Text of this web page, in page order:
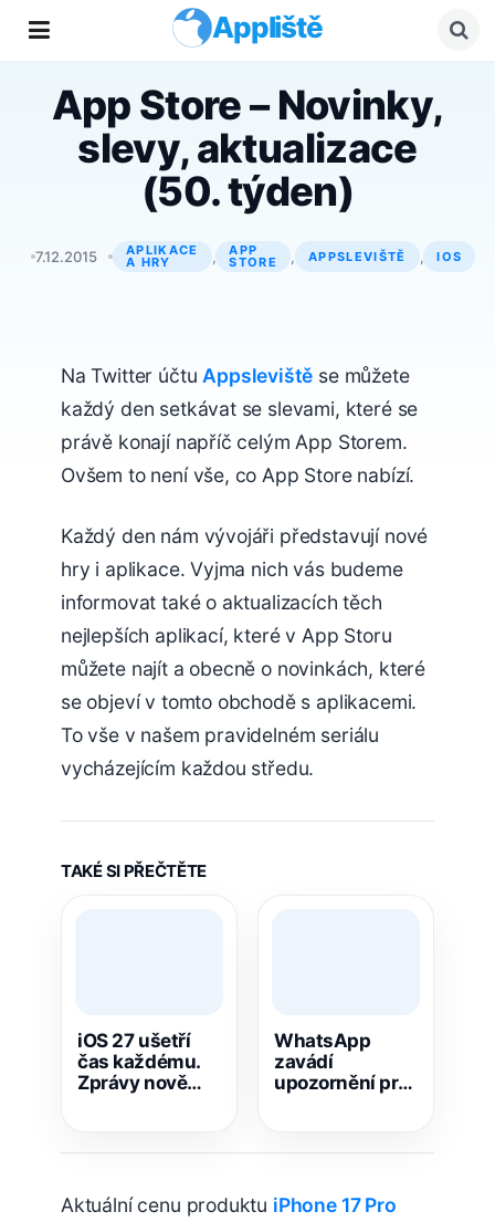
Appliště
App Store – Novinky,
slevy, aktualizace
(50. týden)
Petr Záviška
7.12.2015 APLIKACE
A HRY , APP
STORE , APPSLEVIŠTĚ , IOS
Na Twitter účtu Appsleviště se můžete
každý den setkávat se slevami, které se
právě konají napříč celým App Storem.
Ovšem to není vše, co App Store nabízí.
Každý den nám vývojáři představují nové
hry i aplikace. Vyjma nich vás budeme
informovat také o aktualizacích těch
nejlepších aplikací, které v App Storu
můžete najít a obecně o novinkách, které
se objeví v tomto obchodě s aplikacemi.
To vše v našem pravidelném seriálu
vycházejícím každou středu.
TAKÉ SI PŘEČTĚTE
iOS 27 ušetří
čas každému.
Zprávy nově
WhatsApp
zavádí
upozornění pro
Aktuální cenu produktu iPhone 17 Pro